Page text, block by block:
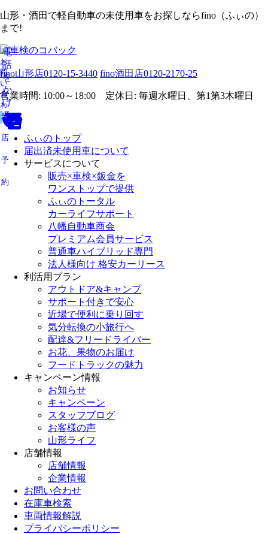
山形・酒田で軽自動車の未使用車をお探しならfino（ふぃの）
まで!
fino山形店0120-15-3440 fino酒田店0120-2170-25
営業時間: 10:00～18:00 定休日: 毎週水曜日、第1第3木曜日
お
問
い
合
わ
せ
来
店
予
約
電
話
を
か
け
る
ふぃのトップ
届出済未使用車について
サービスについて
販売×車検×鈑金を
ワンストップで提供
ふぃのトータル
カーライフサポート
八幡自動車商会
プレミアム会員サービス
普通車ハイブリッド専門
法人様向け 格安カーリース
利活用プラン
アウトドア&キャンプ
サポート付きで安心
近場で便利に乗り回す
気分転換の小旅行へ
配達&フリードライバー
お花、果物のお届け
フードトラックの魅力
キャンペーン情報
お知らせ
キャンペーン
スタッフブログ
お客様の声
山形ライフ
店舗情報
店舗情報
企業情報
お問い合わせ
在庫車検索
車両情報解説
プライバシーポリシー